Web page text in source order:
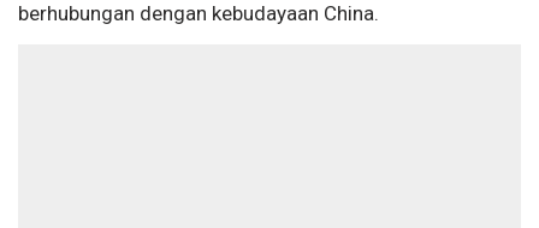
berhubungan dengan kebudayaan China.